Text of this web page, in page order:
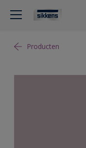
Producten